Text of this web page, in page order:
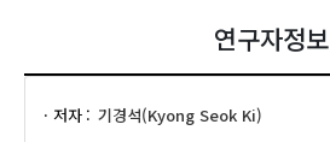
연구자정보
저자 기경석(Kyong Seok Ki)